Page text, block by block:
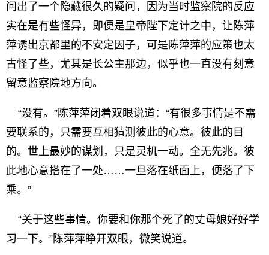
问出了一个隐藏很久的疑问，因为当时监察院的反应
实在是有些怪异，即便是皇帝陛下定计之中，让陈萍
萍诱出京都里的不安定因子，可是陈萍萍的应策也太
古怪了些，尤其是长公主那边，似乎也一直没有刻意
留意监察院地方向。
“没有。”陈萍萍闭着双眼说道：“有很多事情是不需
要联系的，只需要互相猜测彼此的心意。彼此的目
的。世上最妙的谋划，只是灵机一动。全无先兆。彼
此地心意搭在了一处……一旦落在纸面上，便落了下
乘。”
“关于这些事情。你要和你那个死了的丈母娘好好学
习一下。”陈萍萍睁开双眼，微笑说道。